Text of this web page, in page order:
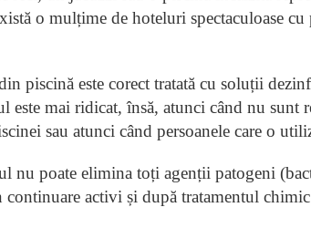
o mulțime de hoteluri spectaculoase
piscină este corect tratată cu soluții
este mai ridicat, însă, atunci când nu sunt
sau atunci când persoanele care o
nu poate elimina toți agenții patogeni
activi și după tratamentul